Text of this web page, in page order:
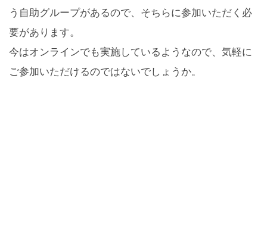
う自助グループがあるので、そちらに参加いただく必
要があります。
今はオンラインでも実施しているようなので、気軽に
ご参加いただけるのではないでしょうか。